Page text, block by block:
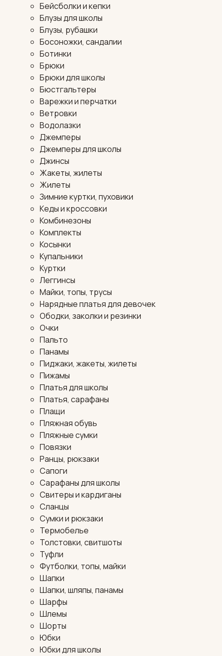
Бейсболки и кепки
Блузы для школы
Блузы, рубашки
Босоножки, сандалии
Ботинки
Брюки
Брюки для школы
Бюстгальтеры
Варежки и перчатки
Ветровки
Водолазки
Джемперы
Джемперы для школы
Джинсы
Жакеты, жилеты
Жилеты
Зимние куртки, пуховики
Кеды и кроссовки
Комбинезоны
Комплекты
Косынки
Купальники
Куртки
Леггинсы
Майки, топы, трусы
Нарядные платья для девочек
Ободки, заколки и резинки
Очки
Пальто
Панамы
Пиджаки, жакеты, жилеты
Пижамы
Платья для школы
Платья, сарафаны
Плащи
Пляжная обувь
Пляжные сумки
Повязки
Ранцы, рюкзаки
Сапоги
Сарафаны для школы
Свитеры и кардиганы
Сланцы
Сумки и рюкзаки
Термобелье
Толстовки, свитшоты
Туфли
Футболки, топы, майки
Шапки
Шапки, шляпы, панамы
Шарфы
Шлемы
Шорты
Юбки
Юбки для школы